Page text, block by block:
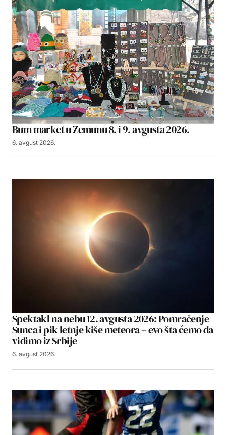
Bum market u Zemunu 8. i 9. avgusta 2026.
6. avgust 2026.
Spektakl na nebu 12. avgusta 2026: Pomračenje
Sunca i pik letnje kiše meteora – evo šta ćemo da
vidimo iz Srbije
6. avgust 2026.